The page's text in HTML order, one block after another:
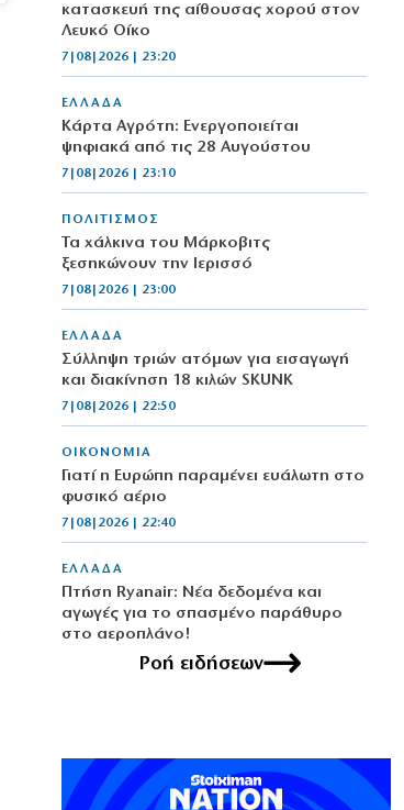
κατασκευή της αίθουσας χορού στον
Λευκό Οίκο
7|08|2026 | 23:20
ΕΛΛΑΔΑ
Κάρτα Αγρότη: Ενεργοποιείται
ψηφιακά από τις 28 Αυγούστου
7|08|2026 | 23:10
ΠΟΛΙΤΙΣΜΟΣ
Τα χάλκινα του Μάρκοβιτς
ξεσηκώνουν την Ιερισσό
7|08|2026 | 23:00
ΕΛΛΑΔΑ
Σύλληψη τριών ατόμων για εισαγωγή
και διακίνηση 18 κιλών SKUNK
7|08|2026 | 22:50
ΟΙΚΟΝΟΜΙΑ
Γιατί η Ευρώπη παραμένει ευάλωτη στο
φυσικό αέριο
7|08|2026 | 22:40
ΕΛΛΑΔΑ
Πτήση Ryanair: Νέα δεδομένα και
αγωγές για το σπασμένο παράθυρο
στο αεροπλάνο!
7|08|2026 | 22:35
7|08|2026 | 22:30
Ροή ειδήσεων